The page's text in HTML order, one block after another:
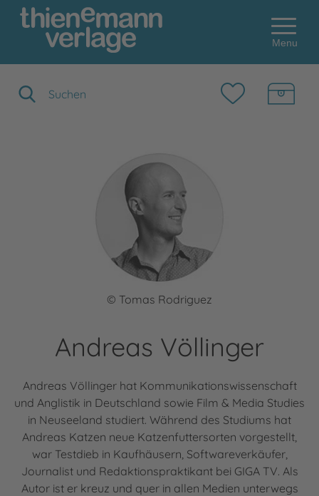
Menu
© Tomas Rodriguez
Andreas Völlinger
Andreas Völlinger hat Kommunikationswissenschaft
und Anglistik in Deutschland sowie Film & Media Studies
in Neuseeland studiert. Während des Studiums hat
Andreas Katzen neue Katzenfuttersorten vorgestellt,
war Testdieb in Kaufhäusern, Softwareverkäufer,
Journalist und Redaktionspraktikant bei GIGA TV. Als
Autor ist er kreuz und quer in allen Medien unterwegs